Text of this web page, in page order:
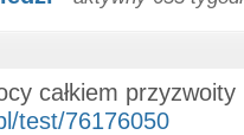
całkiem przyzwoity
test/76176050